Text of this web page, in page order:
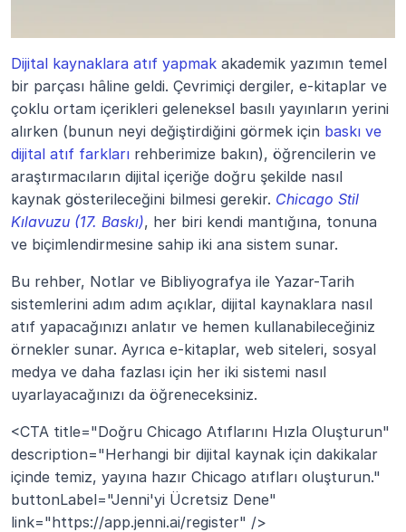
Dijital kaynaklara atıf yapmak akademik yazımın temel
bir parçası hâline geldi. Çevrimiçi dergiler, e-kitaplar ve
çoklu ortam içerikleri geleneksel basılı yayınların yerini
alırken (bunun neyi değiştirdiğini görmek için baskı ve
dijital atıf farkları rehberimize bakın), öğrencilerin ve
araştırmacıların dijital içeriğe doğru şekilde nasıl
kaynak gösterileceğini bilmesi gerekir. Chicago Stil
Kılavuzu (17. Baskı), her biri kendi mantığına, tonuna
ve biçimlendirmesine sahip iki ana sistem sunar.
Bu rehber, Notlar ve Bibliyografya ile Yazar-Tarih
sistemlerini adım adım açıklar, dijital kaynaklara nasıl
atıf yapacağınızı anlatır ve hemen kullanabileceğiniz
örnekler sunar. Ayrıca e-kitaplar, web siteleri, sosyal
medya ve daha fazlası için her iki sistemi nasıl
uyarlayacağınızı da öğreneceksiniz.
<CTA title="Doğru Chicago Atıflarını Hızla Oluşturun"
description="Herhangi bir dijital kaynak için dakikalar
içinde temiz, yayına hazır Chicago atıfları oluşturun."
buttonLabel="Jenni'yi Ücretsiz Dene"
link="https://app.jenni.ai/register" />